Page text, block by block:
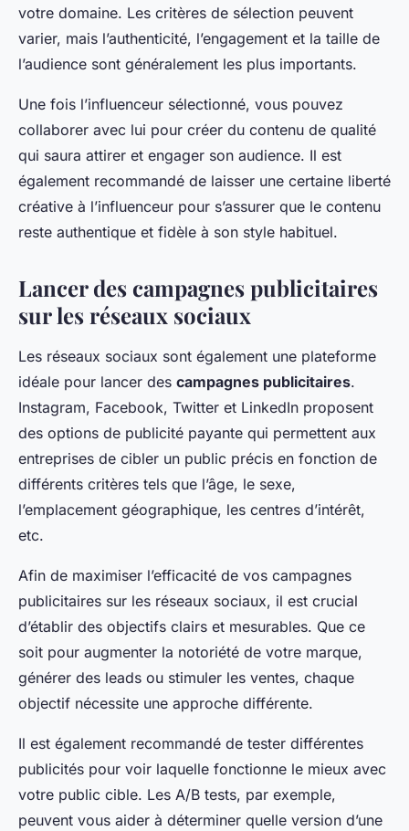
votre domaine. Les critères de sélection peuvent
varier, mais l’authenticité, l’engagement et la taille de
l’audience sont généralement les plus importants.
Une fois l’influenceur sélectionné, vous pouvez
collaborer avec lui pour créer du contenu de qualité
qui saura attirer et engager son audience. Il est
également recommandé de laisser une certaine liberté
créative à l’influenceur pour s’assurer que le contenu
reste authentique et fidèle à son style habituel.
Lancer des campagnes publicitaires
sur les réseaux sociaux
Les réseaux sociaux sont également une plateforme
idéale pour lancer des campagnes publicitaires.
Instagram, Facebook, Twitter et LinkedIn proposent
des options de publicité payante qui permettent aux
entreprises de cibler un public précis en fonction de
différents critères tels que l’âge, le sexe,
l’emplacement géographique, les centres d’intérêt,
etc.
Afin de maximiser l’efficacité de vos campagnes
publicitaires sur les réseaux sociaux, il est crucial
d’établir des objectifs clairs et mesurables. Que ce
soit pour augmenter la notoriété de votre marque,
générer des leads ou stimuler les ventes, chaque
objectif nécessite une approche différente.
Il est également recommandé de tester différentes
publicités pour voir laquelle fonctionne le mieux avec
votre public cible. Les A/B tests, par exemple,
peuvent vous aider à déterminer quelle version d’une